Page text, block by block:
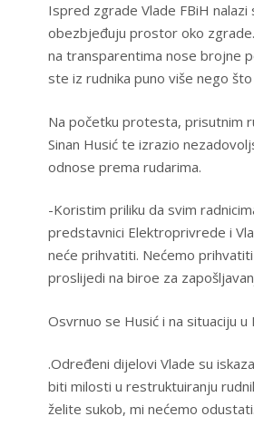
Ispred zgrade Vlade FBiH
obezbjeđuju prostor oko
na transparentima nose brojne
ste iz rudnika puno više nego
Na početku protesta, prisutnim
Sinan Husić te izrazio
odnose prema rudarima.
-Koristim priliku da svim
predstavnici Elektroprivrede i
neće prihvatiti. Nećemo
proslijedi na biroe za
Osvrnuo se Husić i na situaciju u
.Određeni dijelovi Vlade su
biti milosti u restruktuiranju
želite sukob, mi nećemo